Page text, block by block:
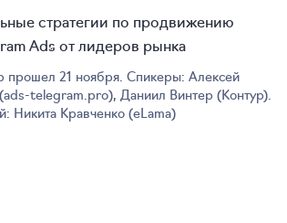
стратегии по продвижению
Ads от лидеров рынка
прошел 21 ноября. Спикеры: Алексей
telegram.pro), Даниил Винтер (Контур).
Никита Кравченко (eLama)